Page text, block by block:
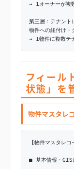
→ 1オーナーが複
第三層：テナント
物件への紐付け・
→ 1物件に複数テ
フィール
状態」を
物件マスタレ
【物件マスタレコ
■ 基本情報・GIS